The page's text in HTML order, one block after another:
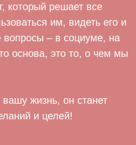
который решает все
им, видеть его и
– в социуме, на
основа, это то, о чем мы
жизнь, он станет
и целей!